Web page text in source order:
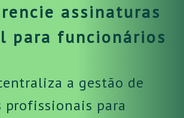
assinaturas
para funcionários
a gestão de
profissionais para